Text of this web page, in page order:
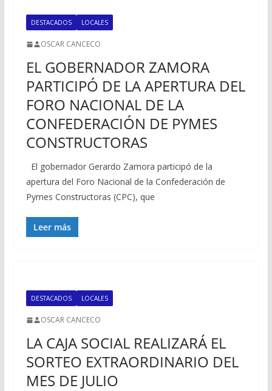
DESTACADOS LOCALES
OSCAR CANCECO
EL GOBERNADOR ZAMORA
PARTICIPÓ DE LA APERTURA DEL
FORO NACIONAL DE LA
CONFEDERACIÓN DE PYMES
CONSTRUCTORAS
El gobernador Gerardo Zamora participó de la
apertura del Foro Nacional de la Confederación de
Pymes Constructoras (CPC), que
Leer más
DESTACADOS LOCALES
OSCAR CANCECO
LA CAJA SOCIAL REALIZARÁ EL
SORTEO EXTRAORDINARIO DEL
MES DE JULIO